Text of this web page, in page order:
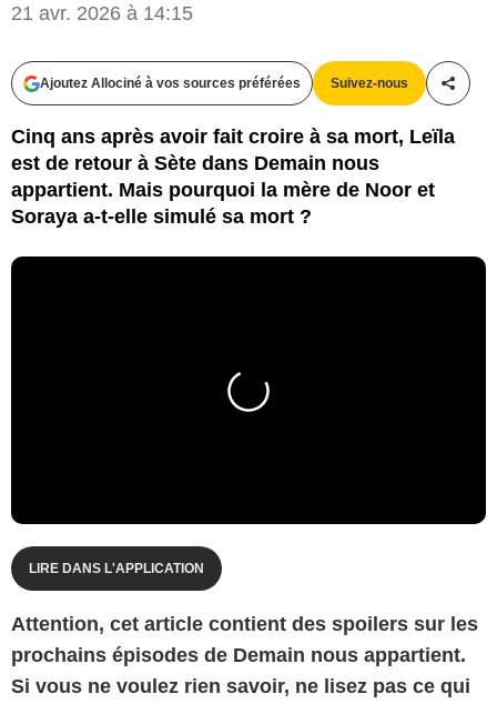
21 avr. 2026 à 14:15
Ajoutez Allociné à vos sources préférées Suivez-nous
Cinq ans après avoir fait croire à sa mort, Leïla
est de retour à Sète dans Demain nous
appartient. Mais pourquoi la mère de Noor et
Soraya a-t-elle simulé sa mort ?
LIRE DANS L'APPLICATION
Attention, cet article contient des spoilers sur les
prochains épisodes de Demain nous appartient.
Si vous ne voulez rien savoir, ne lisez pas ce qui